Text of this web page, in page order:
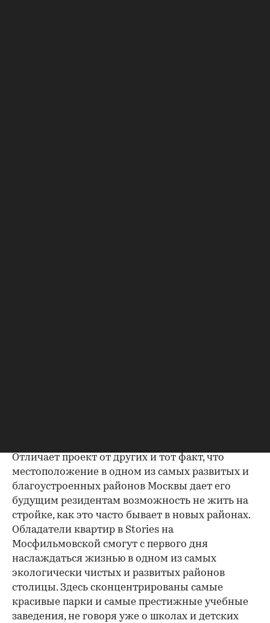
Отличает проект от других и тот факт, что
местоположение в одном из самых развитых и
благоустроенных районов Москвы дает его
будущим резидентам возможность не жить на
стройке, как это часто бывает в новых районах.
Обладатели квартир в Stories на
Мосфильмовской смогут с первого дня
наслаждаться жизнью в одном из самых
экологически чистых и развитых районов
столицы. Здесь сконцентрированы самые
красивые парки и самые престижные учебные
заведения, не говоря уже о школах и детских